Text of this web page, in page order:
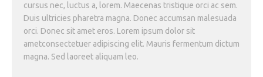
cursus nec, luctus a, lorem. Maecenas tristique orci ac sem.
Duis ultricies pharetra magna. Donec accumsan malesuada
orci. Donec sit amet eros. Lorem ipsum dolor sit
ametconsectetuer adipiscing elit. Mauris fermentum dictum
magna. Sed laoreet aliquam leo.